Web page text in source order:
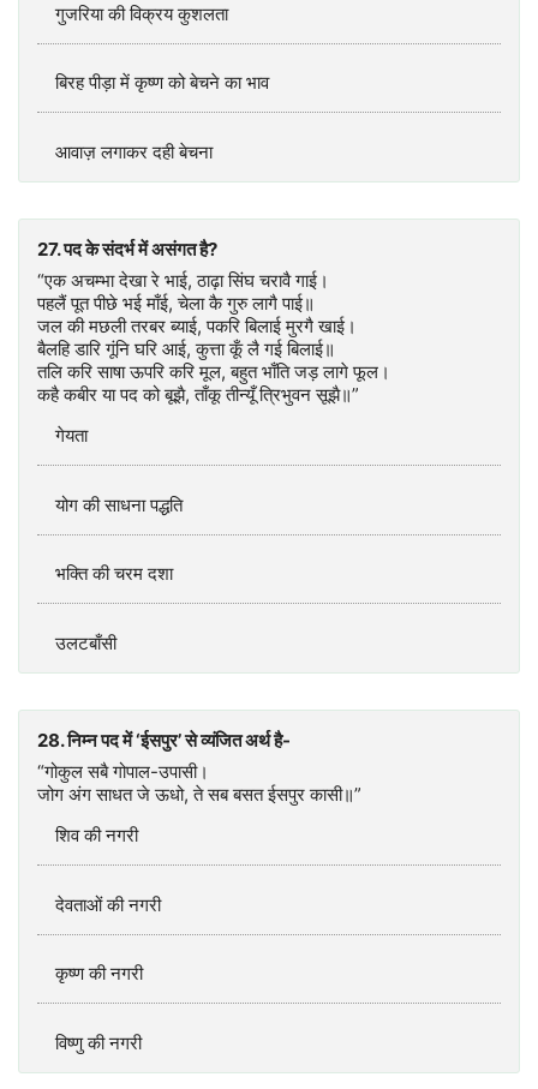
गुजरिया की विक्रय कुशलता
बिरह पीड़ा में कृष्ण को बेचने का भाव
आवाज़ लगाकर दही बेचना
27. पद के संदर्भ में असंगत है?
“एक अचम्भा देखा रे भाई, ठाढ़ा सिंघ चरावै गाई।
पहलैं पूत पीछे भई माँई, चेला कै गुरु लागै पाई॥
जल की मछली तरबर ब्याई, पकरि बिलाई मुरगै खाई।
बैलहि डारि गूंनि घरि आई, कुत्ता कूँ लै गई बिलाई॥
तलि करि साषा ऊपरि करि मूल, बहुत भाँति जड़ लागे फूल।
कहै कबीर या पद को बूझै, ताँकू तीन्यूँ त्रिभुवन सूझै॥”
गेयता
योग की साधना पद्धति
भक्ति की चरम दशा
उलटबाँसी
28. निम्न पद में ‘ईसपुर’ से व्यंजित अर्थ है-
“गोकुल सबै गोपाल-उपासी।
जोग अंग साधत जे ऊधो, ते सब बसत ईसपुर कासी॥”
शिव की नगरी
देवताओं की नगरी
कृष्ण की नगरी
विष्णु की नगरी